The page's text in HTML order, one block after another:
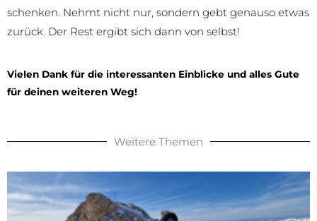
schenken. Nehmt nicht nur, sondern gebt genauso etwas
zurück. Der Rest ergibt sich dann von selbst!
Vielen Dank für die interessanten Einblicke und alles Gute
für deinen weiteren Weg!
Weitere Themen